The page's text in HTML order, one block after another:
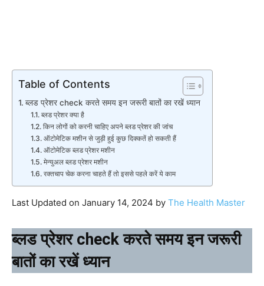
Table of Contents
ब्‍लड प्रेशर check करते समय इन जरूरी बातों का रखें ध्यान
​ब्लड प्रेशर क्या है
​किन लोगों को करनी चाहिए अपने ब्लड प्रेशर की जांच
​ऑटोमेटिक मशीन से जुड़ी हुई कुछ दिक्कतें हो सकती हैं
​ऑटोमेटिक ब्लड प्रेशर मशीन
​मेन्युअल ब्लड प्रेशर मशीन
​रक्तचाप चेक करना चाहते हैं तो इससे पहले करें ये काम
Last Updated on January 14, 2024 by The Health Master
ब्‍लड प्रेशर check करते समय इन जरूरी
बातों का रखें ध्यान